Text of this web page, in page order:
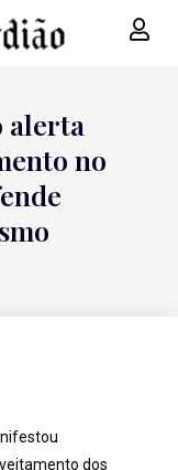
alerta
no
dos